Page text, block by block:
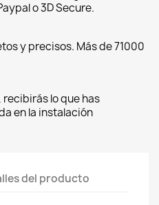
o 3D Secure.
y precisos. Más de 71000
lo que has
en la instalación
del producto